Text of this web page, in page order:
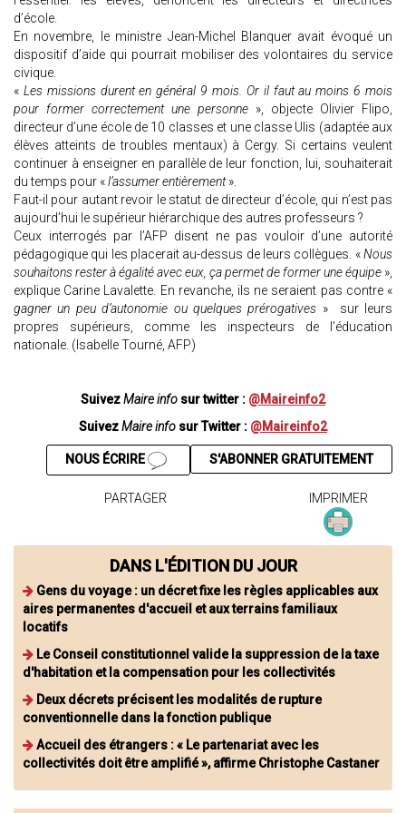
d’école.
En novembre, le ministre Jean-Michel Blanquer avait évoqué un
dispositif d’aide qui pourrait mobiliser des volontaires du service
civique.
« Les missions durent en général 9 mois. Or il faut au moins 6 mois
pour former correctement une personne », objecte Olivier Flipo,
directeur d’une école de 10 classes et une classe Ulis (adaptée aux
élèves atteints de troubles mentaux) à Cergy. Si certains veulent
continuer à enseigner en parallèle de leur fonction, lui, souhaiterait
du temps pour «l’assumer entièrement».
Faut-il pour autant revoir le statut de directeur d’école, qui n’est pas
aujourd’hui le supérieur hiérarchique des autres professeurs ?
Ceux interrogés par l’AFP disent ne pas vouloir d’une autorité
pédagogique qui les placerait au-dessus de leurs collègues. «Nous
souhaitons rester à égalité avec eux, ça permet de former une équipe »,
explique Carine Lavalette. En revanche, ils ne seraient pas contre «
gagner un peu d’autonomie ou quelques prérogatives » sur leurs
propres supérieurs, comme les inspecteurs de l’éducation
nationale. (Isabelle Tourné, AFP)
SuivezMaire info sur twitter : @Maireinfo2
SuivezMaire info sur Twitter : @Maireinfo2
S'ABONNER GRATUITEMENT
NOUS ÉCRIRE
PARTAGER IMPRIMER
DANS L'ÉDITION DU JOUR
Gens du voyage : un décret fixe les règles applicables aux
aires permanentes d'accueil et aux terrains familiaux
locatifs
Le Conseil constitutionnel valide la suppression de la taxe
d'habitation et la compensation pour les collectivités
Deux décrets précisent les modalités de rupture
conventionnelle dans la fonction publique
Accueil des étrangers : « Le partenariat avec les
collectivités doit être amplifié », affirme Christophe Castaner